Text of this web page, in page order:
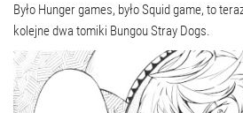
Było Hunger games, było Squid game, to
kolejne dwa tomiki Bungou Stray Dogs.